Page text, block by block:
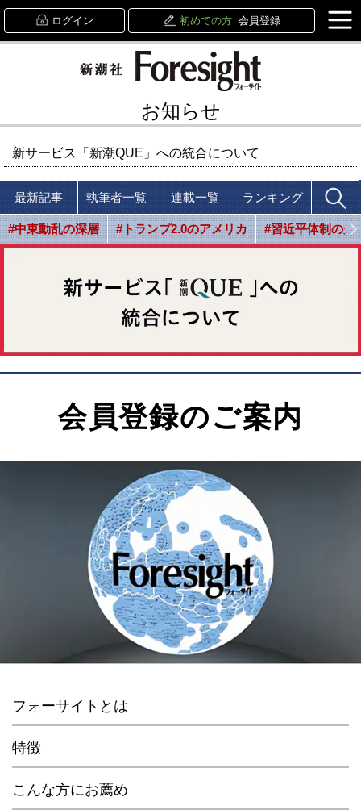
ログイン 初めての方 会員登録
お知らせ
新サービス「新潮QUE」への統合について
最新記事 執筆者一覧 連載一覧 ランキング
#中東動乱の深層 #トランプ2.0のアメリカ #習近平体制の光
会員登録のご案内
フォーサイトとは
特徴
こんな方にお薦め